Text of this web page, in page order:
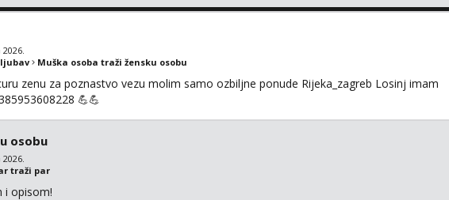
Muška osoba traži žensku osobu
zenu za poznastvo vezu molim samo ozbiljne ponude Rijeka_zagreb Losinj imam
💪💪
osobu
traži par
i opisom!